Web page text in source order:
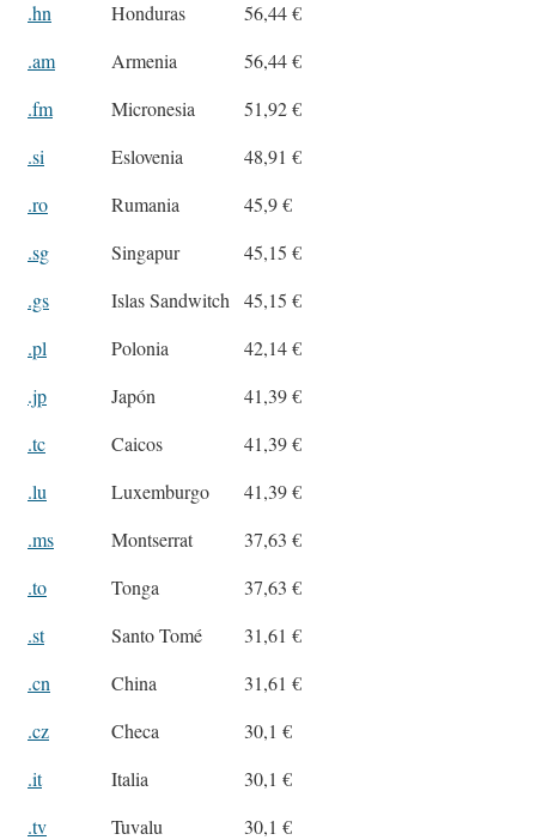
.hn Honduras
56,44 €
.am
Armenia
56,44 €
.fm
Micronesia
51,92 €
.si
Eslovenia
48,91 €
.ro
Rumania
45,9 €
.sg
Singapur
45,15 €
.gs
Islas Sandwitch
45,15 €
.pl
Polonia
42,14 €
.jp
Japón
41,39 €
.tc
Caicos
41,39 €
.lu
Luxemburgo
41,39 €
.ms
Montserrat
37,63 €
.to
Tonga
37,63 €
.st
Santo Tomé
31,61 €
.cn
China
31,61 €
.cz
Checa
30,1 €
.it
Italia
30,1 €
.tv
Tuvalu
30,1 €